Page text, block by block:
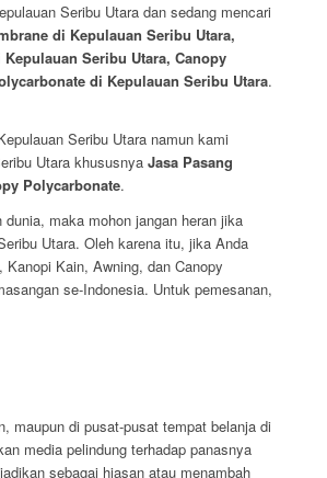
Seribu Utara dan sedang mencari
di Kepulauan Seribu Utara,
Seribu Utara, Canopy
di Kepulauan Seribu Utara.
Seribu Utara namun kami
Utara khususnya Jasa Pasang
Polycarbonate.
maka mohon jangan heran jika
Utara. Oleh karena itu, jika Anda
Kain, Awning, dan Canopy
se-Indonesia. Untuk pemesanan,
maupun di pusat-pusat tempat belanja di
media pelindung terhadap panasnya
sebagai hiasan atau menambah